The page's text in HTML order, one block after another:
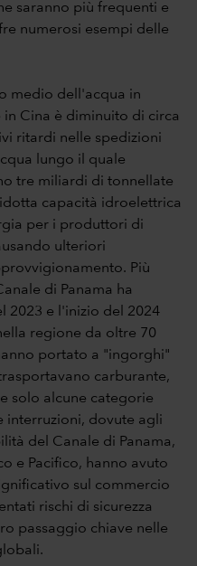
saranno più frequenti e
numerosi esempi delle
medio dell'acqua in
Cina è diminuito di circa
ritardi nelle spedizioni
lungo il quale
tre miliardi di tonnellate
capacità idroelettrica
per i produttori di
ulteriori
Più
di Panama ha
2023 e l'inizio del 2024
regione da oltre 70
portato a "ingorghi"
carburante,
solo alcune categorie
interruzioni, dovute agli
del Canale di Panama,
e Pacifico, hanno avuto
sul commercio
rischi di sicurezza
passaggio chiave nelle